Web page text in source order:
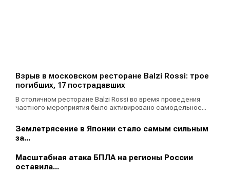
Взрыв в московском ресторане Balzi Rossi: трое
погибших, 17 пострадавших
В столичном ресторане Balzi Rossi во время проведения
частного мероприятия было активировано самодельное...
Землетрясение в Японии стало самым сильным
за...
Масштабная атака БПЛА на регионы России
оставила...